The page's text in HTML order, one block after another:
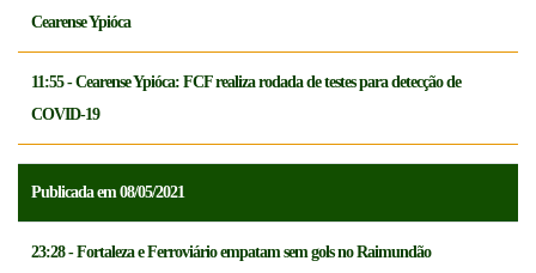
Cearense Ypióca
11:55 - Cearense Ypióca: FCF realiza rodada de testes para detecção de
COVID-19
Publicada em 08/05/2021
23:28 - Fortaleza e Ferroviário empatam sem gols no Raimundão